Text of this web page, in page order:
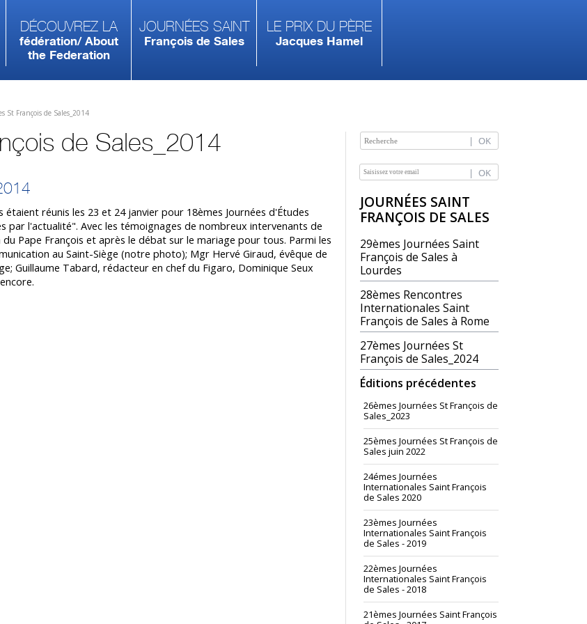
Découvrez la
fédération/ About
the Federation
Journées Saint
François de Sales
Le prix du Père
Jacques Hamel
St François de Sales_2014
NAVIGATION
JOURNÉES SAINT
FRANÇOIS DE SALES
29èmes Journées Saint
François de Sales à
Lourdes
28èmes Rencontres
Internationales Saint
François de Sales à Rome
27èmes Journées St
François de Sales_2024
Éditions précédentes
26èmes Journées St François de
Sales_2023
25èmes Journées St François de
Sales juin 2022
24émes Journées
Internationales Saint François
de Sales 2020
23èmes Journées
Internationales Saint François
de Sales - 2019
22èmes Journées
Internationales Saint François
de Sales - 2018
21èmes Journées Saint François
de Sales_2014
réunis les 23 et 24 janvier pour 18èmes Journées d'Études
par l'actualité". Avec les témoignages de nombreux intervenants de
Pape François et après le débat sur le mariage pour tous. Parmi les
au Saint-Siège (notre photo); Mgr Hervé Giraud, évêque de
Guillaume Tabard, rédacteur en chef du Figaro, Dominique Seux